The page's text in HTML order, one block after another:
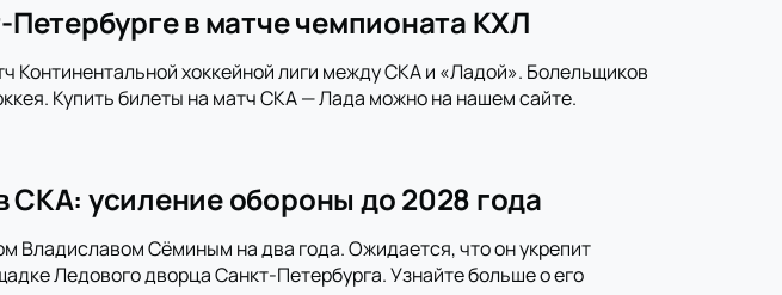
в матче чемпионата КХЛ
Континентальной хоккейной лиги между СКА и «Ладой». Болельщиков
Купить билеты на матч СКА — Лада можно на нашем сайте.
СКА: усиление обороны до 2028 года
Владиславом Сёминым на два года. Ожидается, что он укрепит
Ледового дворца Санкт-Петербурга. Узнайте больше о его